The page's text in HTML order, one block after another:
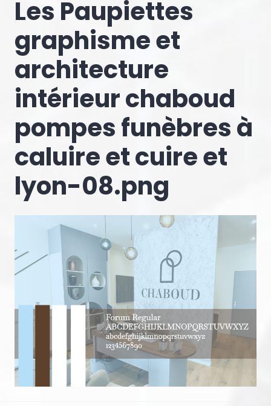
Les Paupiettes
graphisme et
architecture
intérieur chaboud
pompes funèbres à
caluire et cuire et
lyon-08.png